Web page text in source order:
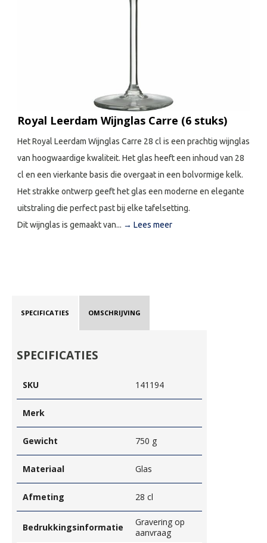
Royal Leerdam Wijnglas Carre (6 stuks)
Het Royal Leerdam Wijnglas Carre 28 cl is een prachtig wijnglas
van hoogwaardige kwaliteit. Het glas heeft een inhoud van 28
cl en een vierkante basis die overgaat in een bolvormige kelk.
Het strakke ontwerp geeft het glas een moderne en elegante
uitstraling die perfect past bij elke tafelsetting.
Dit wijnglas is gemaakt van... → Lees meer
SPECIFICATIES OMSCHRIJVING
SPECIFICATIES
SKU 141194
Merk
Gewicht 750 g
Materiaal Glas
Afmeting 28 cl
Bedrukkingsinformatie
Gravering op
aanvraag